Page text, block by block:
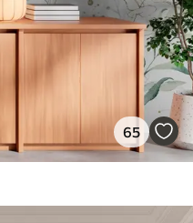
65